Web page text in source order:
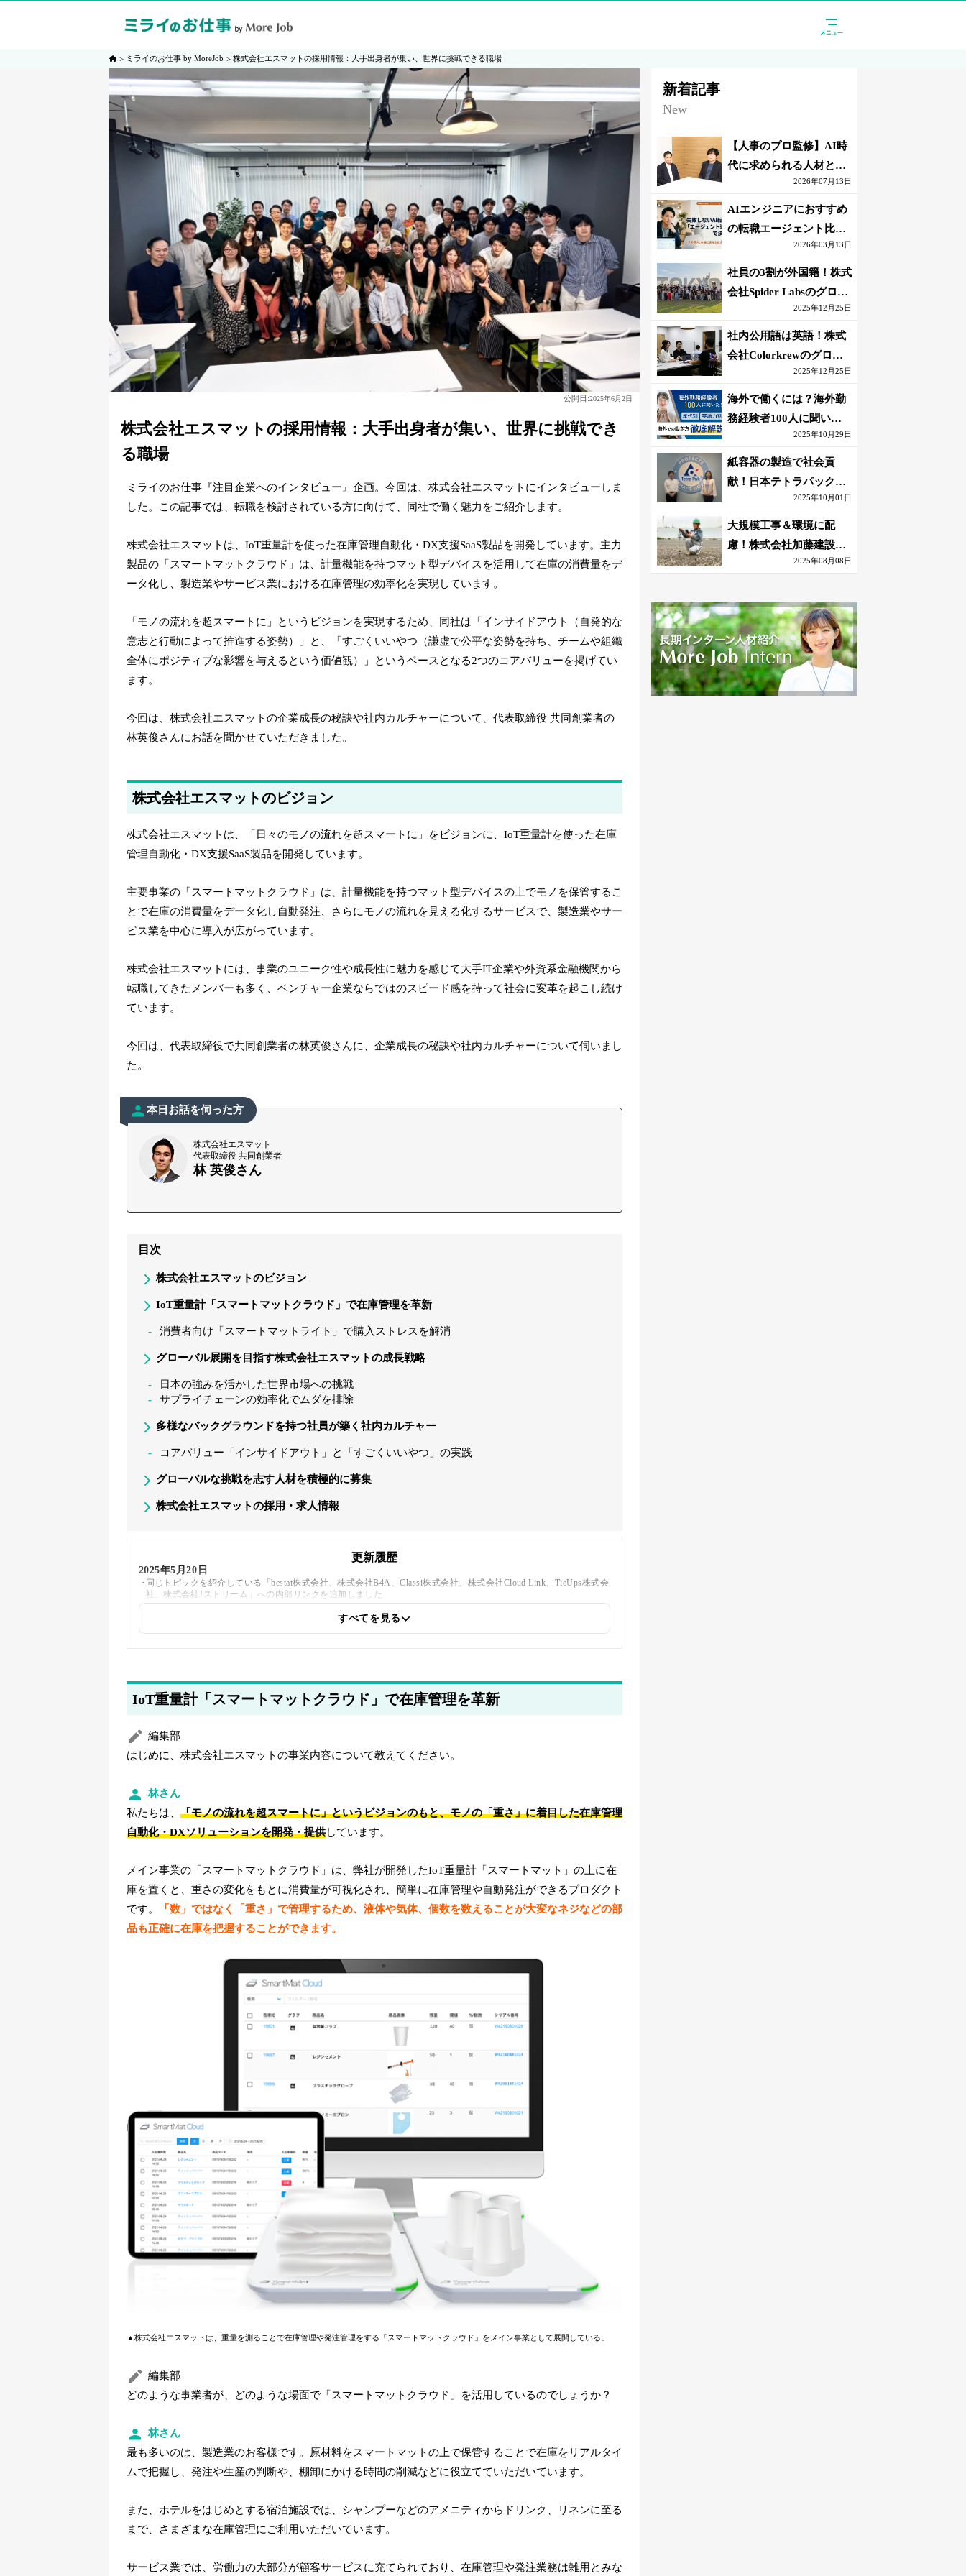
ミライのお仕事 by MoreJob 株式会社エスマットの採用情報：大手出身者が集い、世界に挑戦できる職場
公開日:2025年6月2日
株式会社エスマットの採用情報：大手出身者が集い、世界に挑戦でき
る職場
ミライのお仕事『注目企業へのインタビュー』企画。今回は、株式会社エスマットにインタビューしま
した。この記事では、転職を検討されている方に向けて、同社で働く魅力をご紹介します。
株式会社エスマットは、IoT重量計を使った在庫管理自動化・DX支援SaaS製品を開発しています。主力
製品の「スマートマットクラウド」は、計量機能を持つマット型デバイスを活用して在庫の消費量をデ
ータ化し、製造業やサービス業における在庫管理の効率化を実現しています。
「モノの流れを超スマートに」というビジョンを実現するため、同社は「インサイドアウト（自発的な
意志と行動によって推進する姿勢）」と、「すごくいいやつ（謙虚で公平な姿勢を持ち、チームや組織
全体にポジティブな影響を与えるという価値観）」というベースとなる2つのコアバリューを掲げてい
ます。
今回は、株式会社エスマットの企業成長の秘訣や社内カルチャーについて、代表取締役 共同創業者の
林英俊さんにお話を聞かせていただきました。
株式会社エスマットのビジョン
株式会社エスマットは、「日々のモノの流れを超スマートに」をビジョンに、IoT重量計を使った在庫
管理自動化・DX支援SaaS製品を開発しています。
主要事業の「スマートマットクラウド」は、計量機能を持つマット型デバイスの上でモノを保管するこ
とで在庫の消費量をデータ化し自動発注、さらにモノの流れを見える化するサービスで、製造業やサー
ビス業を中心に導入が広がっています。
株式会社エスマットには、事業のユニーク性や成長性に魅力を感じて大手IT企業や外資系金融機関から
転職してきたメンバーも多く、ベンチャー企業ならではのスピード感を持って社会に変革を起こし続け
ています。
今回は、代表取締役で共同創業者の林英俊さんに、企業成長の秘訣や社内カルチャーについて伺いまし
た。
本日お話を伺った方
株式会社エスマット
代表取締役 共同創業者
林 英俊さん
目次
株式会社エスマットのビジョン
IoT重量計「スマートマットクラウド」で在庫管理を革新
消費者向け「スマートマットライト」で購入ストレスを解消
グローバル展開を目指す株式会社エスマットの成長戦略
日本の強みを活かした世界市場への挑戦
サプライチェーンの効率化でムダを排除
多様なバックグラウンドを持つ社員が築く社内カルチャー
コアバリュー「インサイドアウト」と「すごくいいやつ」の実践
グローバルな挑戦を志す人材を積極的に募集
株式会社エスマットの採用・求人情報
更新履歴
2025年5月20日
同じトピックを紹介している「bestat株式会社、株式会社B4A、Classi株式会社、株式会社Cloud Link、TieUps株式会
社、株式会社Jストリーム」への内部リンクを追加しました
2025年5月20日
2025年5月16日
タイトルを更新しました
すべてを見る
IoT重量計「スマートマットクラウド」で在庫管理を革新
編集部
はじめに、株式会社エスマットの事業内容について教えてください。
林さん
私たちは、 「モノの流れを超スマートに」というビジョンのもと、モノの「重さ」に着目した在庫管理
自動化・DXソリューションを開発・提供しています。
メイン事業の「スマートマットクラウド」は、弊社が開発したIoT重量計「スマートマット」の上に在
庫を置くと、重さの変化をもとに消費量が可視化され、簡単に在庫管理や自動発注ができるプロダクト
です。
「数」ではなく「重さ」で管理するため、液体や気体、個数を数えることが大変なネジなどの部
品も正確に在庫を把握することができます。
▲株式会社エスマットは、重量を測ることで在庫管理や発注管理をする「スマートマットクラウド」をメイン事業として展開している。
編集部
どのような事業者が、どのような場面で「スマートマットクラウド」を活用しているのでしょうか？
林さん
最も多いのは、製造業のお客様です。原材料をスマートマットの上で保管することで在庫をリアルタイ
ムで把握し、発注や生産の判断や、棚卸にかける時間の削減などに役立てていただいています。
また、ホテルをはじめとする宿泊施設では、シャンプーなどのアメニティからドリンク、リネンに至る
まで、さまざまな在庫管理にご利用いただいています。
サービス業では、労働力の大部分が顧客サービスに充てられており、在庫管理や発注業務は雑用とみな
新着記事
New
【人事のプロ監修】AI時
代に求められる人材と
は？「代替されない人」
の条件
2026年07月13日
AIエンジニアにおすすめ
の転職エージェント比較
｜失敗しない選び方【採
点表つき】
2026年03月13日
社員の3割が外国籍！株式
会社Spider Labsのグロー
2025年12月25日
社内公用語は英語！株式
会社Colorkrewのグロー
バルかつ若手が輝く環境
2025年12月25日
海外で働くには？海外勤
務経験者100人に聞いた
おすすめ職種｜英語話せ
ないOK求人はある？
2025年10月29日
紙容器の製造で社会貢
献！日本テトラパック株
式会社のグローバルな環
境
2025年10月01日
大規模工事＆環境に配
慮！株式会社加藤建設の
若手が語る現場監督の働
2025年08月08日